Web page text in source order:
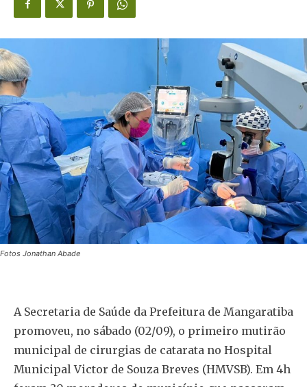
Fotos Jonathan Abade
A Secretaria de Saúde da Prefeitura de Mangaratiba
promoveu, no sábado (02/09), o primeiro mutirão
municipal de cirurgias de catarata no Hospital
Municipal Victor de Souza Breves (HMVSB). Em 4h